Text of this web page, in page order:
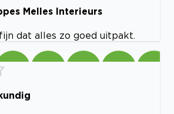
Melles Interieurs
dat alles zo goed uitpakt.